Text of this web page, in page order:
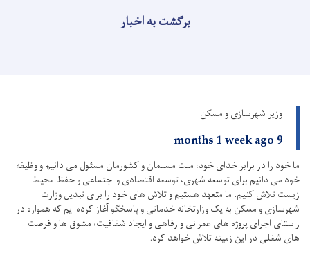
برگشت به اخبار
وزیر شهرسازی و مسکن
9 months 1 week ago
ما خود را در برابر خدای خود، ملت مسلمان و کشورمان مسئول می دانیم و وظیفه
خود می دانیم برای توسعه شهری، توسعه اقتصادی و اجتماعی و حفظ محیط
زیست تلاش کنیم. ما متعهد هستیم و تلاش های خود را برای تبدیل وزارت
شهرسازی و مسکن به یک وزارتخانه خدماتی و پاسخگو آغاز کرده ایم که همواره در
راستای اجرای پروژه های عمرانی و رفاهی و ایجاد شفافیت، مشوق ها و فرصت
های شغلی در این زمینه تلاش خواهد کرد.